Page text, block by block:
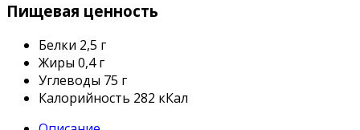
Пищевая ценность
Белки 2,5 г
Жиры 0,4 г
Углеводы 75 г
Калорийность 282 кКал